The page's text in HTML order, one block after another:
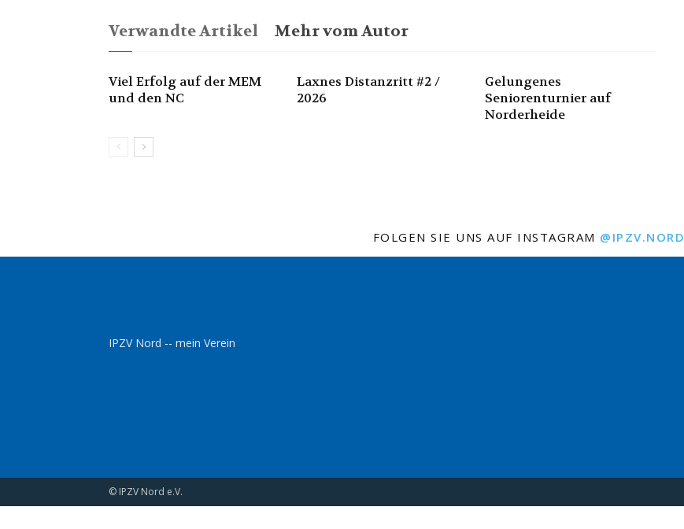
Verwandte Artikel Mehr vom Autor
Viel Erfolg auf der MEM
und den NC
Laxnes Distanzritt #2 /
2026
Gelungenes
Seniorenturnier auf
Norderheide
FOLGEN SIE UNS AUF INSTAGRAM @IPZV.NORD
IPZV Nord -- mein Verein
© IPZV Nord e.V.